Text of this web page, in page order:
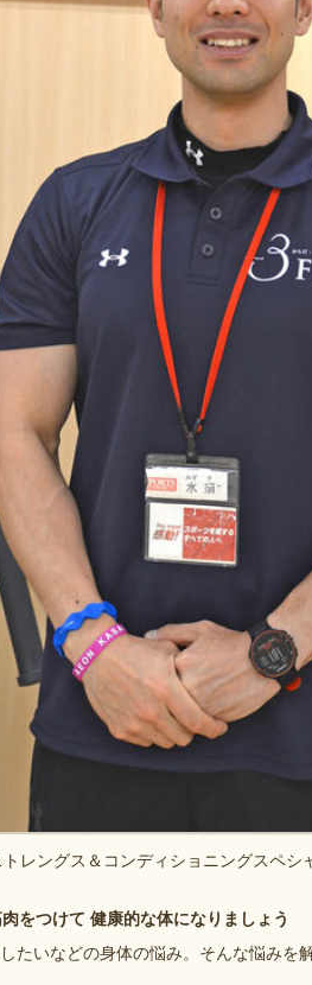
レングス＆コンディショニングスペシ
をつけて 健康的な体になりましょう
たいなどの身体の悩み。そんな悩みを